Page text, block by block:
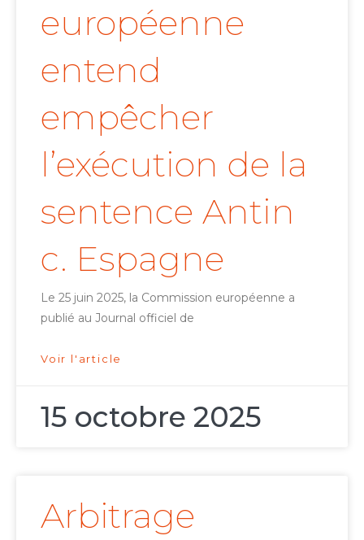
européenne
entend
empêcher
l’exécution de la
sentence Antin
c. Espagne
Le 25 juin 2025, la Commission européenne a
publié au Journal officiel de
Voir l'article
15 octobre 2025
Arbitrage